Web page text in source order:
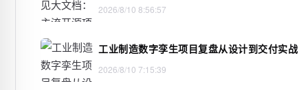
2026/8/10 8:56:57
工业制造数字孪生项目复盘从设计到交付实战
2026/8/10 7:15:39